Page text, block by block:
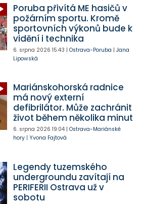
Poruba přivítá ME hasičů v
požárním sportu. Kromě
sportovních výkonů bude k
vidění i technika
6. srpna 2026 15:43 | Ostrava-Poruba | Jana
Lipowská
Mariánskohorská radnice
má nový externí
defibrilátor. Může zachránit
život během několika minut
6. srpna 2026 19:04| Ostrava-Mariánské
hory| Yvona Fajtová
Legendy tuzemského
undergroundu zavítají na
PERIFERII Ostrava už v
sobotu